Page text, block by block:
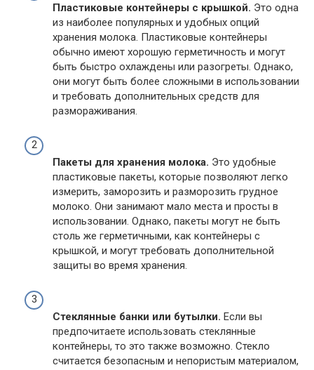
Пластиковые контейнеры с крышкой. Это одна
из наиболее популярных и удобных опций
хранения молока. Пластиковые контейнеры
обычно имеют хорошую герметичность и могут
быть быстро охлаждены или разогреты. Однако,
они могут быть более сложными в использовании
и требовать дополнительных средств для
размораживания.
Пакеты для хранения молока. Это удобные
пластиковые пакеты, которые позволяют легко
измерить, заморозить и разморозить грудное
молоко. Они занимают мало места и просты в
использовании. Однако, пакеты могут не быть
столь же герметичными, как контейнеры с
крышкой, и могут требовать дополнительной
защиты во время хранения.
Стеклянные банки или бутылки. Если вы
предпочитаете использовать стеклянные
контейнеры, то это также возможно. Стекло
считается безопасным и непористым материалом,